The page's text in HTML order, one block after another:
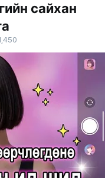
сайхан